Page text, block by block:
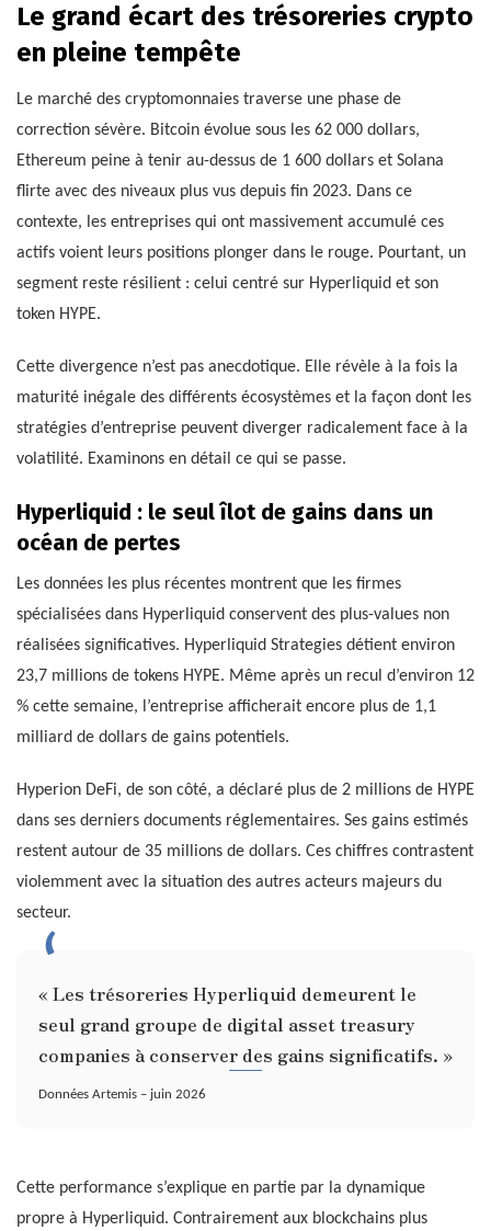
Le grand écart des trésoreries crypto
en pleine tempête
Le marché des cryptomonnaies traverse une phase de
correction sévère. Bitcoin évolue sous les 62 000 dollars,
Ethereum peine à tenir au-dessus de 1 600 dollars et Solana
flirte avec des niveaux plus vus depuis fin 2023. Dans ce
contexte, les entreprises qui ont massivement accumulé ces
actifs voient leurs positions plonger dans le rouge. Pourtant, un
segment reste résilient : celui centré sur Hyperliquid et son
token HYPE.
Cette divergence n’est pas anecdotique. Elle révèle à la fois la
maturité inégale des différents écosystèmes et la façon dont les
stratégies d’entreprise peuvent diverger radicalement face à la
volatilité. Examinons en détail ce qui se passe.
Hyperliquid : le seul îlot de gains dans un
océan de pertes
Les données les plus récentes montrent que les firmes
spécialisées dans Hyperliquid conservent des plus-values non
réalisées significatives. Hyperliquid Strategies détient environ
23,7 millions de tokens HYPE. Même après un recul d’environ 12
% cette semaine, l’entreprise afficherait encore plus de 1,1
milliard de dollars de gains potentiels.
Hyperion DeFi, de son côté, a déclaré plus de 2 millions de HYPE
dans ses derniers documents réglementaires. Ses gains estimés
restent autour de 35 millions de dollars. Ces chiffres contrastent
violemment avec la situation des autres acteurs majeurs du
secteur.
« Les trésoreries Hyperliquid demeurent le
seul grand groupe de digital asset treasury
companies à conserver des gains significatifs. »
Données Artemis – juin 2026
Cette performance s’explique en partie par la dynamique
propre à Hyperliquid. Contrairement aux blockchains plus